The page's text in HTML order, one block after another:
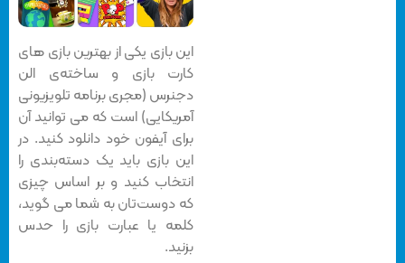
این بازی یکی از بهترین بازی های
کارت بازی و ساخته‌ی الن
دجنرس (مجری برنامه تلویزیونی
آمریکایی) است که می توانید آن
برای آیفون خود دانلود کنید. در
این بازی باید یک دسته‌بندی را
انتخاب کنید و بر اساس چیزی
که دوست‌تان به شما می گوید،
کلمه یا عبارت بازی را حدس
بزنید.